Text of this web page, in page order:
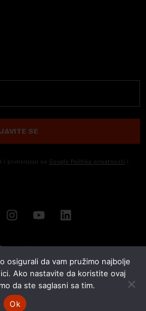
SE
i primenjuju se Google Politika privatnosti i
ZADŽANA | DEVELOPED BY
osigurali da vam pružimo najbolje
Ako nastavite da koristite ovaj
da ste saglasni sa tim.
Ok